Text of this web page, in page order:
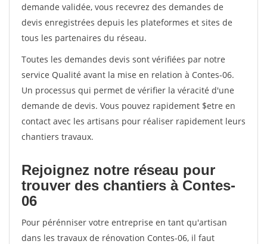
demande validée, vous recevrez des demandes de
devis enregistrées depuis les plateformes et sites de
tous les partenaires du réseau.
Toutes les demandes devis sont vérifiées par notre
service Qualité avant la mise en relation à Contes-06.
Un processus qui permet de vérifier la véracité d'une
demande de devis. Vous pouvez rapidement $etre en
contact avec les artisans pour réaliser rapidement leurs
chantiers travaux.
Rejoignez notre réseau pour
trouver des chantiers à Contes-
06
Pour pérénniser votre entreprise en tant qu'artisan
dans les travaux de rénovation Contes-06, il faut